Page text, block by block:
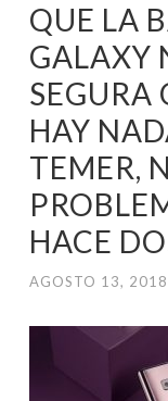
QUE LA
GALAXY
SEGURA
HAY
TEMER,
HACE
AGOSTO 13, 2018